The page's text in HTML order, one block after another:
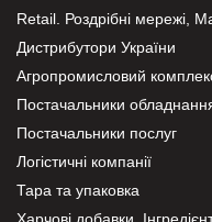
Retail. Роздрібні мережі,
Дистрибутори України
Агропромисловий
Постачальники
Постачальники послуг
Логістичні компанії
Тара та упаковка
Харчові добавки.